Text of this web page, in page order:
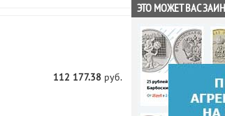
112 177.38руб.
ЭТО МОЖЕТ ВАС